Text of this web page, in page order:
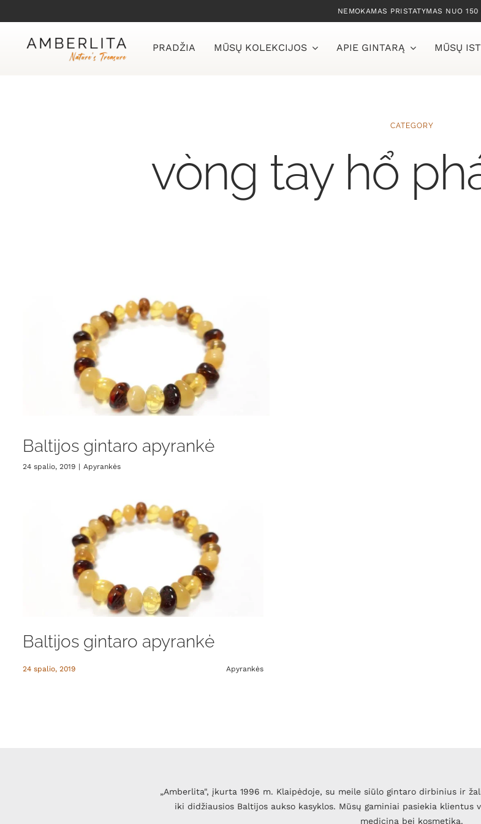
to
content
NEMOKAMAS PRISTATYMAS NUO 150
PRADŽIA MŪSŲ KOLEKCIJOS APIE GINTARĄ MŪSŲ
CATEGORY
vòng tay hổ
Baltijos gintaro apyrankė
24 spalio, 2019 | Apyrankės
Baltijos gintaro apyrankė
24 spalio, 2019 Apyrankės
„Amberlita", įkurta 1996 m. Klaipėdoje, su meile siūlo gintaro dirbinius ir
iki didžiausios Baltijos aukso kasyklos. Mūsų gaminiai pasiekia
mediciną bei kosmetiką.